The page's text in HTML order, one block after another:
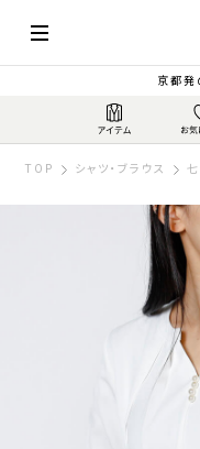
京都発
TOP シャツ・ブラウス